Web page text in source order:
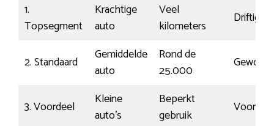
1.
Topsegment
Krachtige
auto
Veel
kilometers
Driftig
2. Standaard
Gemiddelde
auto
Rond de
25.000
Gewoon
3. Voordeel
Kleine
auto’s
Beperkt
gebruik